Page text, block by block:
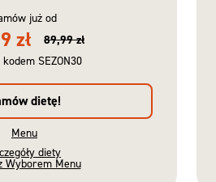
już od
zł
89,99 zł
kodem SEZON30
dietę!
Menu
diety
Wyborem Menu